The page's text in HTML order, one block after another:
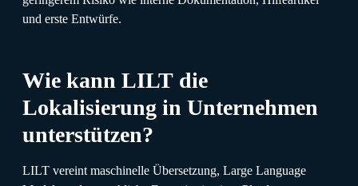
und erste Entwürfe.
Wie kann LILT die
Lokalisierung in Unternehmen
unterstützen?
LILT vereint maschinelle Übersetzung, Large Language